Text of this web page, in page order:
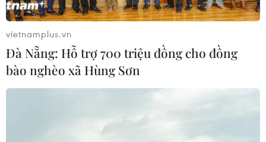
Danh ca George Michael "có thể đột tử" vì
lối sống buông thả
do lối sống buông thả sau khi đã nhiều lần nhập viện
trong tình trạng nguy kịch.
vietnamplus.vn
Đà Nẵng: Hỗ trợ 700 triệu đồng cho đồng
bào nghèo xã Hùng Sơn